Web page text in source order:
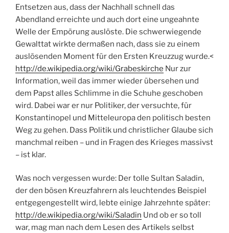
Entsetzen aus, dass der Nachhall schnell das
Abendland erreichte und auch dort eine ungeahnte
Welle der Empörung auslöste. Die schwerwiegende
Gewalttat wirkte dermaßen nach, dass sie zu einem
auslösenden Moment für den Ersten Kreuzzug wurde.<
http://de.wikipedia.org/wiki/Grabeskirche Nur zur
Information, weil das immer wieder übersehen und
dem Papst alles Schlimme in die Schuhe geschoben
wird. Dabei war er nur Politiker, der versuchte, für
Konstantinopel und Mitteleuropa den politisch besten
Weg zu gehen. Dass Politik und christlicher Glaube sich
manchmal reiben – und in Fragen des Krieges massivst
– ist klar.
Was noch vergessen wurde: Der tolle Sultan Saladin,
der den bösen Kreuzfahrern als leuchtendes Beispiel
entgegengestellt wird, lebte einige Jahrzehnte später:
http://de.wikipedia.org/wiki/Saladin Und ob er so toll
war, mag man nach dem Lesen des Artikels selbst